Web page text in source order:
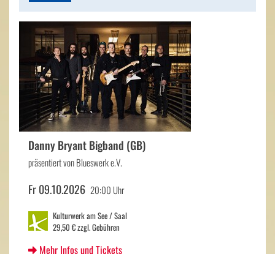
Danny Bryant Bigband (GB)
präsentiert von Blueswerk e.V.
Fr 09.10.2026 20:00 Uhr
Kulturwerk am See / Saal
29,50 € zzgl. Gebühren
Mehr Infos und Tickets